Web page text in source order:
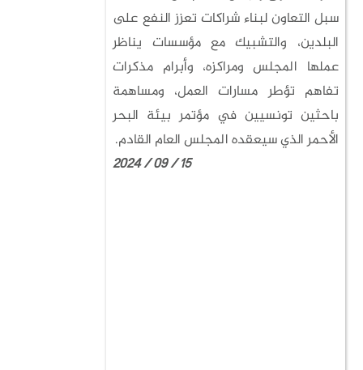
سبل التعاون لبناء شراكات تعزز النفع على
البلدين، والتشبيك مع مؤسسات يناظر
عملها المجلس ومراكزه، وأبرام مذكرات
تفاهم تؤطر مسارات العمل، ومساهمة
باحثين تونسيين في مؤتمر بيئة البحر
الأحمر الذي سيعقده المجلس العام القادم.